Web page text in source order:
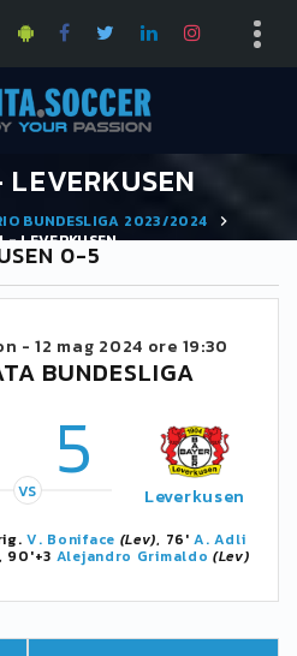
BUNDESLIGA 2023/2024
- LEVERKUSEN
0-5
-12 mag 2024 ore 19:30
BUNDESLIGA
5
VS Leverkusen
V. Boniface (Lev), 76'A. Adli
, 90'+3 Alejandro Grimaldo (Lev)